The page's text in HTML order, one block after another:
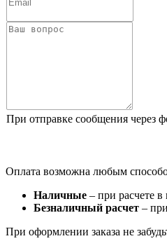
При отправке сообщения через
Оплата возможна любым
Наличные – при расчете в
Безналичный расчет –
При оформлении заказа не